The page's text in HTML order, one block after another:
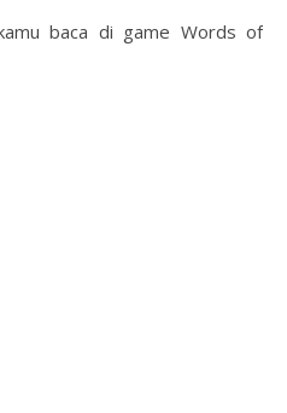
baca di game Words of